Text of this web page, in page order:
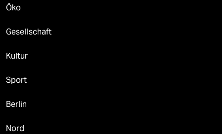
Öko
Gesellschaft
Kultur
Sport
Berlin
Nord